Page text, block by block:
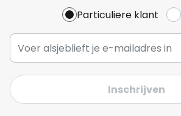
Particuliere klant
Inschrijven